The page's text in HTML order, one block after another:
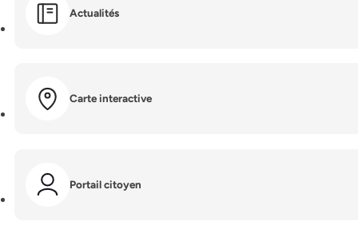
Actualités
Carte interactive
Portail citoyen